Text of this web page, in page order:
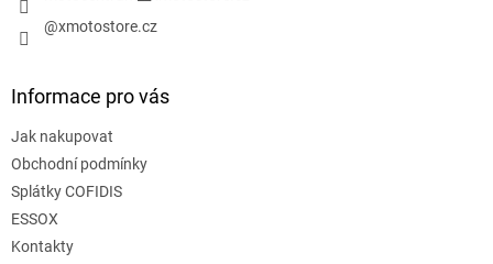
@xmotostore.cz
Informace pro vás
Jak nakupovat
Obchodní podmínky
Splátky COFIDIS
ESSOX
Kontakty